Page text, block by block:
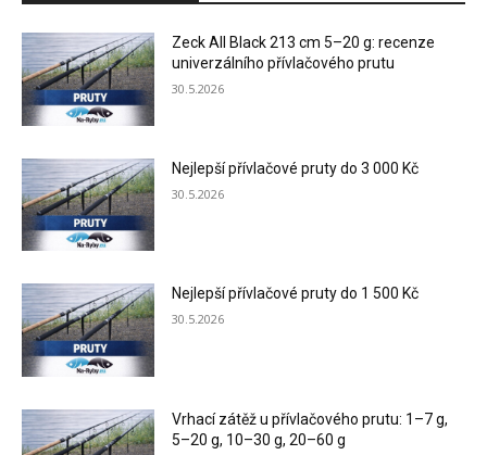
Zeck All Black 213 cm 5–20 g: recenze
univerzálního přívlačového prutu
30.5.2026
Nejlepší přívlačové pruty do 3 000 Kč
30.5.2026
Nejlepší přívlačové pruty do 1 500 Kč
30.5.2026
Vrhací zátěž u přívlačového prutu: 1–7 g,
5–20 g, 10–30 g, 20–60 g